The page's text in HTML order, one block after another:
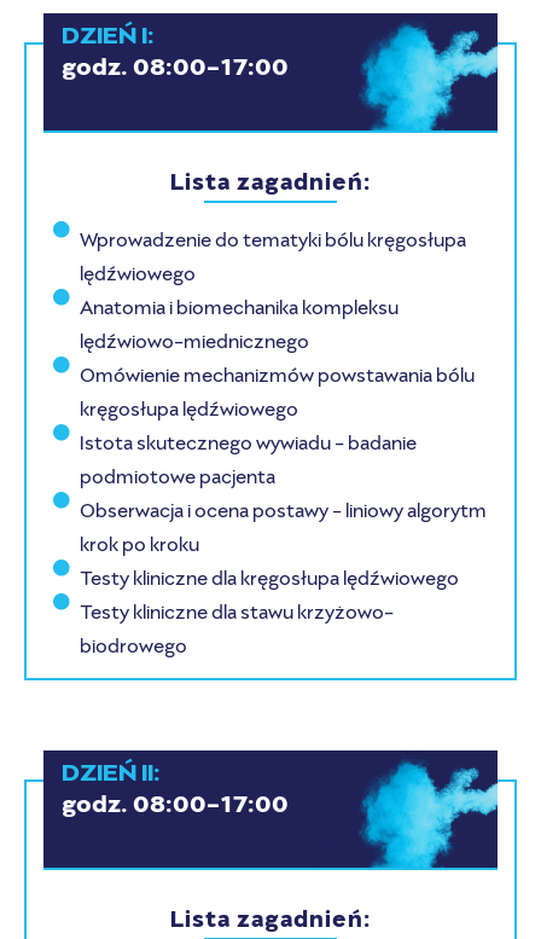
DZIEŃ I:
godz. 08:00-17:00
Lista zagadnień:
Wprowadzenie do tematyki bólu kręgosłupa
lędźwiowego
Anatomia i biomechanika kompleksu
lędźwiowo-miednicznego
Omówienie mechanizmów powstawania bólu
kręgosłupa lędźwiowego
Istota skutecznego wywiadu - badanie
podmiotowe pacjenta
Obserwacja i ocena postawy - liniowy algorytm
krok po kroku
Testy kliniczne dla kręgosłupa lędźwiowego
Testy kliniczne dla stawu krzyżowo-
biodrowego
DZIEŃ II:
godz. 08:00-17:00
Lista zagadnień: